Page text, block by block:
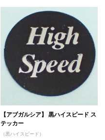
【アブガルシア】 黒ハイスピード ス
テッカー
（黒ハイスピード）